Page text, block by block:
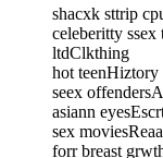
shacxk sttrip
celeberitty ssex
ltdClkthing
hot
seex
asiann
sex
forr breast